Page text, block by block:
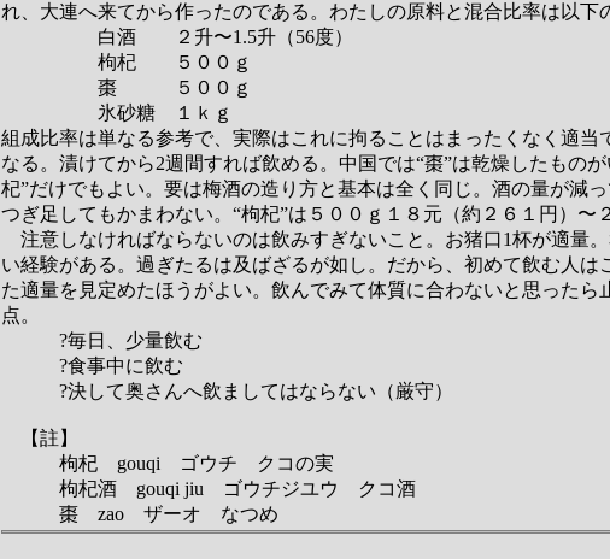
れ、大連へ来てから作ったのである。わたしの原料と混合比率は以下
白酒 ２升〜1.5升（56度）
枸杞 ５００ｇ
棗 ５００ｇ
氷砂糖 １ｋｇ
組成比率は単なる参考で、実際はこれに拘ることはまったくなく適当
なる。漬けてから2週間すれば飲める。中国では“棗”は乾燥したもの
杞”だけでもよい。要は梅酒の造り方と基本は全く同じ。酒の量が減
つぎ足してもかまわない。“枸杞”は５００ｇ１８元（約２６１円）〜
注意しなければならないのは飲みすぎないこと。お猪口1杯が適量
い経験がある。過ぎたるは及ばざるが如し。だから、初めて飲む人
た適量を見定めたほうがよい。飲んでみて体質に合わないと思った
点。
?毎日、少量飲む
?食事中に飲む
?決して奥さんへ飲ましてはならない（厳守）
【註】
枸杞 gouqi ゴウチ クコの実
枸杞酒 gouqi jiu ゴウチジユウ クコ酒
棗 zao ザーオ なつめ